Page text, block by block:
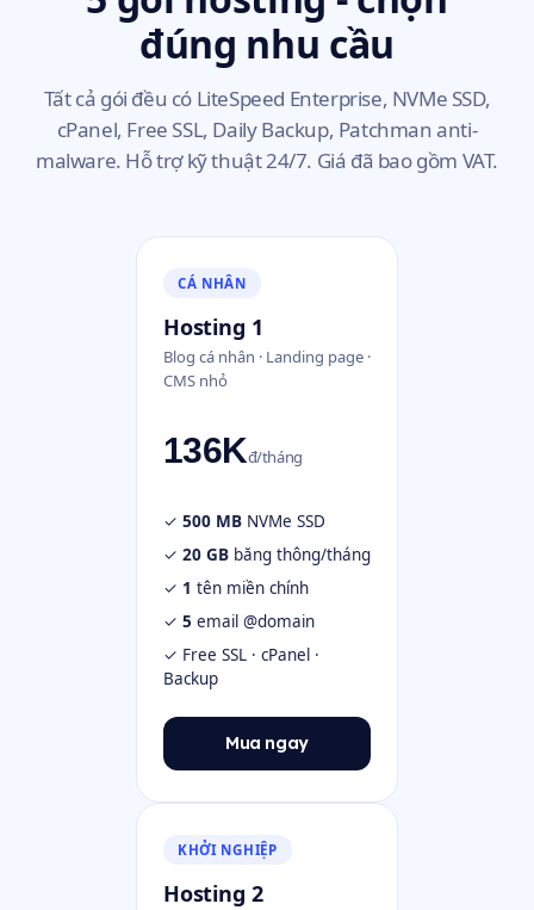
đúng nhu cầu
Tất cả gói đều có LiteSpeed Enterprise, NVMe SSD,
cPanel, Free SSL, Daily Backup, Patchman anti-
malware. Hỗ trợ kỹ thuật 24/7. Giá đã bao gồm VAT.
CÁ NHÂN
Hosting 1
Blog cá nhân · Landing page ·
CMS nhỏ
136Kđ/tháng
✓ 500 MB NVMe SSD
✓ 20 GB băng thông/tháng
✓ 1 tên miền chính
✓ 5 email @domain
✓ Free SSL · cPanel ·
Backup
Mua ngay
KHỞI NGHIỆP
Hosting 2